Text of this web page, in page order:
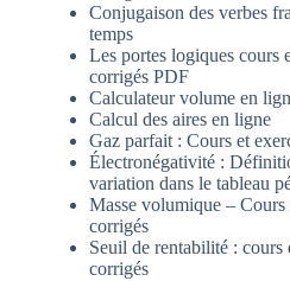
Conjugaison des verbes
temps
Les portes logiques cours
corrigés PDF
Calculateur volume en
Calcul des aires en ligne
Gaz parfait : Cours et
Électronégativité :
variation dans le tableau
Masse volumique – Cours
corrigés
Seuil de rentabilité : cours
corrigés